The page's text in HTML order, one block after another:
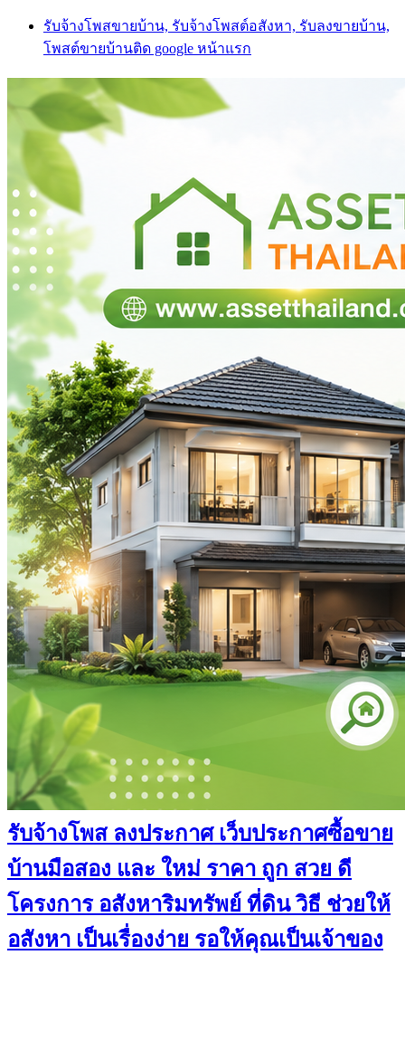
Skip
content
รับจ้างโพสขายบ้าน, รับจ้างโพสต์อสังหา, รับลงขายบ้าน,
โพสต์ขายบ้านติด google หน้าแรก
รับจ้างโพส ลงประกาศ เว็บประกาศซื้อขาย
บ้านมือสอง และ ใหม่ ราคา ถูก สวย ดี
โครงการ อสังหาริมทรัพย์ ที่ดิน วิธี ช่วยให้
อสังหา เป็นเรื่องง่าย รอให้คุณเป็นเจ้าของ